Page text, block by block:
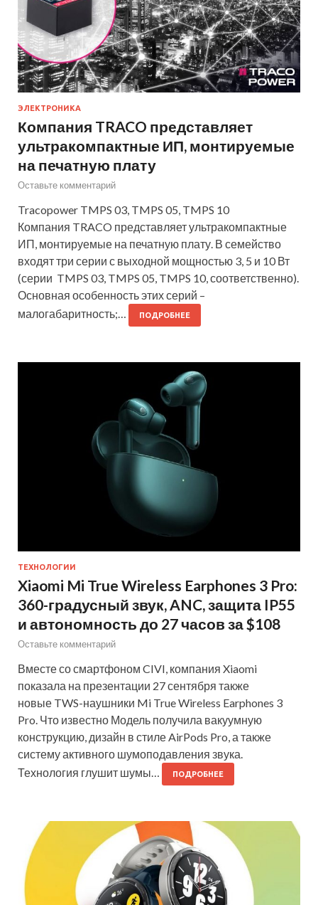
ЭЛЕКТРОНИКА
Компания TRACO представляет
ультракомпактные ИП, монтируемые
на печатную плату
Оставьте комментарий
Tracopower TMPS 03, TMPS 05, TMPS 10
Компания TRACO представляет ультракомпактные
ИП, монтируемые на печатную плату. В семейство
входят три серии с выходной мощностью 3, 5 и 10 Вт
(серии TMPS 03, TMPS 05, TMPS 10, соответственно).
Основная особенность этих серий –
малогабаритность;…
ПОДРОБНЕЕ
ТЕХНОЛОГИИ
Xiaomi Mi True Wireless Earphones 3 Pro:
360-градусный звук, ANC, защита IP55
и автономность до 27 часов за $108
Оставьте комментарий
Вместе со смартфоном CIVI, компания Xiaomi
показала на презентации 27 сентября также
новые TWS-наушники Mi True Wireless Earphones 3
Pro. Что известно Модель получила вакуумную
конструкцию, дизайн в стиле AirPods Pro, а также
систему активного шумоподавления звука.
Технология глушит шумы…
ПОДРОБНЕЕ